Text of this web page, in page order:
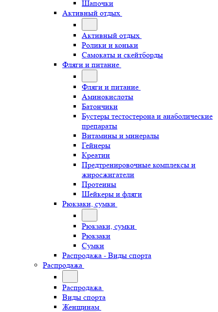
Шапочки
Активный отдых
Активный отдых
Ролики и коньки
Самокаты и скейтборды
Фляги и питание
Фляги и питание
Аминокислоты
Батончики
Бустеры тестостерона и анаболические
препараты
Витамины и минералы
Гейнеры
Креатин
Предтренировочные комплексы и
жиросжигатели
Протеины
Шейкеры и фляги
Рюкзаки, сумки
Рюкзаки, сумки
Рюкзаки
Сумки
Распродажа - Виды спорта
Распродажа
Распродажа
Виды спорта
Женщинам